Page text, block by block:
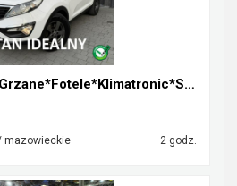
Kia Sportage NAVI*Grzane*Fotele*Klimatronic*Serwis...
mazowieckie 2 godz.